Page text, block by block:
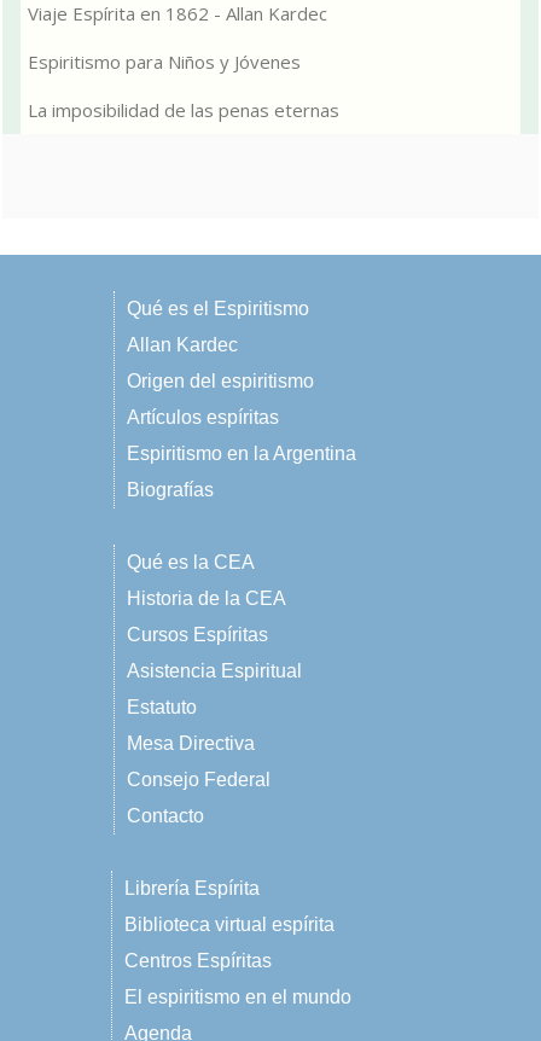
Viaje Espírita en 1862 - Allan Kardec
Espiritismo para Niños y Jóvenes
La imposibilidad de las penas eternas
Qué es el Espiritismo
Allan Kardec
Origen del espiritismo
Artículos espíritas
Espiritismo en la Argentina
Biografías
Qué es la CEA
Historia de la CEA
Cursos Espíritas
Asistencia Espiritual
Estatuto
Mesa Directiva
Consejo Federal
Contacto
Librería Espírita
Biblioteca virtual espírita
Centros Espíritas
El espiritismo en el mundo
Agenda